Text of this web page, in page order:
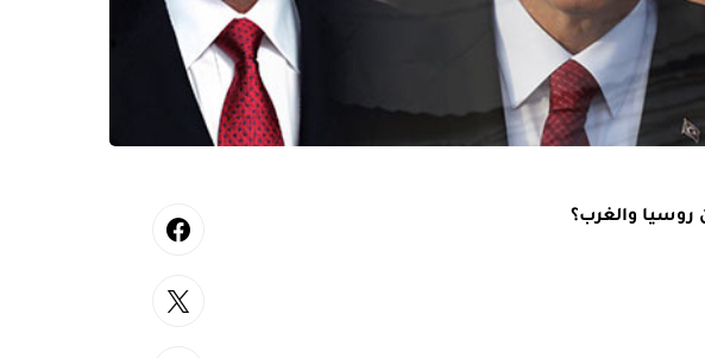
روسيا والغرب؟